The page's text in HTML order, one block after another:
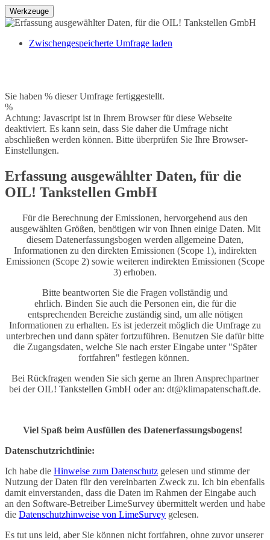
Werkzeuge
Zwischengespeicherte Umfrage laden
Sie haben % dieser Umfrage fertiggestellt.
%
Achtung: Javascript ist in Ihrem Browser für diese Webseite
deaktiviert. Es kann sein, dass Sie daher die Umfrage nicht
abschließen werden können. Bitte überprüfen Sie Ihre Browser-
Einstellungen.
Erfassung ausgewählter Daten, für die
OIL! Tankstellen GmbH
Für die Berechnung der Emissionen, hervorgehend aus den
ausgewählten Größen, benötigen wir von Ihnen einige Daten. Mit
diesem Datenerfassungsbogen werden allgemeine Daten,
Informationen zu den direkten Emissionen (Scope 1), indirekten
Emissionen (Scope 2) sowie weiteren indirekten Emissionen (Scope
3) erhoben.
Bitte beantworten Sie die Fragen vollständig und
ehrlich. Binden Sie auch die Personen ein, die für die
entsprechenden Bereiche zuständig sind, um alle nötigen
Informationen zu erhalten. Es ist jederzeit möglich die Umfrage zu
unterbrechen und dann später fortzuführen. Benutzen Sie dafür bitte
die Zugangsdaten, welche Sie nach erster Eingabe unter "Später
fortfahren" festlegen können.
Bei Rückfragen wenden Sie sich gerne an Ihren Ansprechpartner
bei derOIL! Tankstellen GmbH oder an: dt@klimapatenschaft.de.
Viel Spaß beim Ausfüllen des Datenerfassungsbogens!
Datenschutzrichtlinie:
Ich habe die Hinweise zum Datenschutz gelesen und stimme der
Nutzung der Daten für den vereinbarten Zweck zu. Ich bin ebenfalls
damit einverstanden, dass die Daten im Rahmen der Eingabe auch
an den Software-Betreiber LimeSurvey übermittelt werden und habe
die Datenschutzhinweise von LimeSurvey gelesen.
Es tut uns leid, aber Sie können nicht fortfahren, ohne zuvor unserer